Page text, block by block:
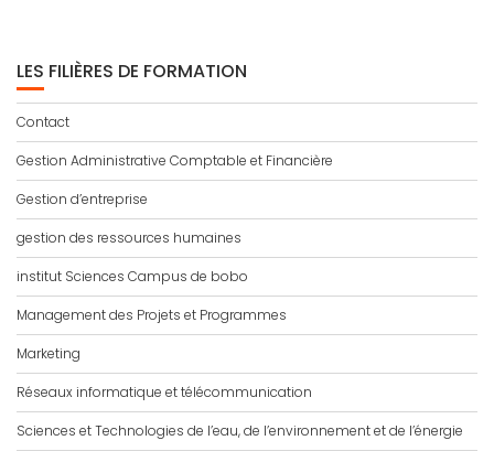
LES FILIÈRES DE FORMATION
Contact
Gestion Administrative Comptable et Financière
Gestion d’entreprise
gestion des ressources humaines
institut Sciences Campus de bobo
Management des Projets et Programmes
Marketing
Réseaux informatique et télécommunication
Sciences et Technologies de l’eau, de l’environnement et de l’énergie